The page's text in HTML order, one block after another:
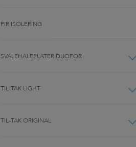
PIR ISOLERING
SVALEHALEPLATER DUOFOR
TIL-TAK LIGHT
TIL-TAK ORIGINAL